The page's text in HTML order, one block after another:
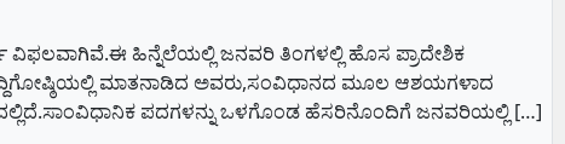
ವಿಫಲವಾಗಿವೆ.ಈ ಹಿನ್ನೆಲೆಯಲ್ಲಿ ಜನವರಿ ತಿಂಗಳಲ್ಲಿ ಹೊಸ ಪ್ರಾದೇಶಿಕ
ಮಾತನಾಡಿದ ಅವರು,ಸಂವಿಧಾನದ ಮೂಲ ಆಶಯಗಳಾದ
ಪದಗಳನ್ನು ಒಳಗೊಂಡ ಹೆಸರಿನೊಂದಿಗೆ ಜನವರಿಯಲ್ಲಿ […]